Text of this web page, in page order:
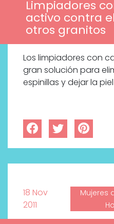
Limpiadores
activo contra
otros granitos
Los limpiadores con
gran solución para
espinillas y dejar la
18 Nov
2011
Mujeres